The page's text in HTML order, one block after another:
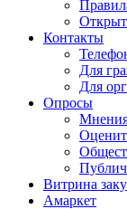
Контакты
Для
Для
Опросы
Витрина
Амаркет